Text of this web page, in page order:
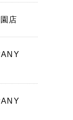
店